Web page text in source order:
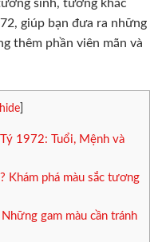
sinh, tương khắc
giúp bạn đưa ra những
thêm phần viên mãn và
hide
1972: Tuổi, Mệnh và
Khám phá màu sắc tương
gam màu cần tránh